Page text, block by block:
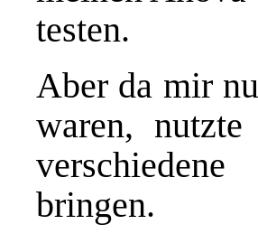
testen.
Aber da mir
waren,
bringen.